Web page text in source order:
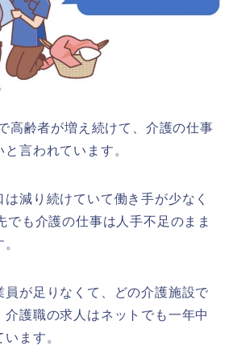
高齢者が増え続けて、介護の仕事
言われています。
は減り続けていて働き手が少なく
でも介護の仕事は人手不足のまま
員が足りなくて、どの介護施設で
介護職の求人はネットでも一年中
ます。